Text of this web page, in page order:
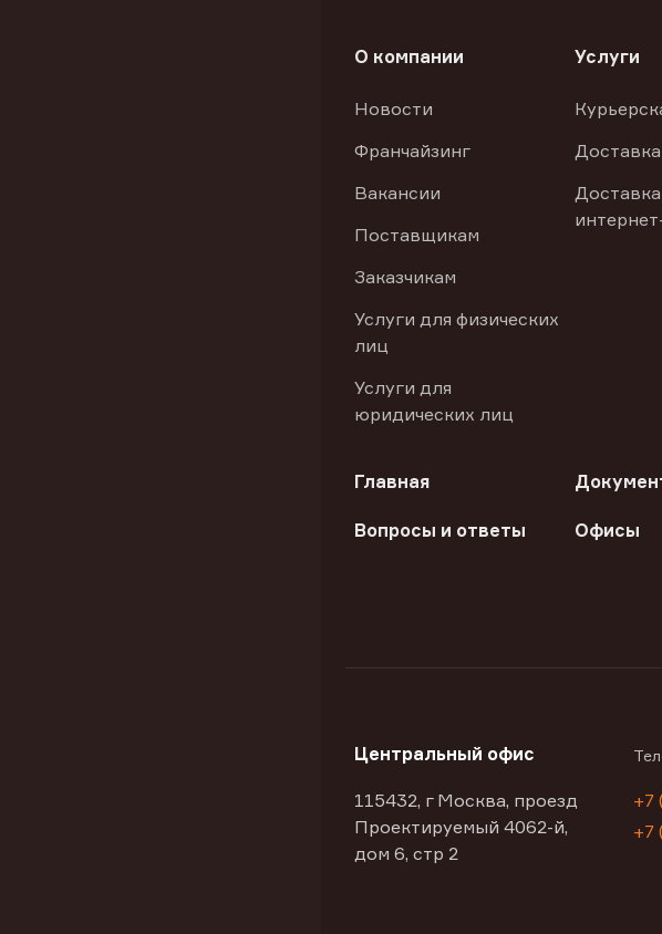
О компании
Новости
Франчайзинг
Вакансии
Поставщикам
Заказчикам
Услуги для физических
лиц
Услуги для
юридических лиц
Услуги
Главная
Вопросы и ответы Офисы
Центральный офис
115432, г Москва, проезд
Проектируемый 4062-й,
дом 6, стр 2
+7
+7